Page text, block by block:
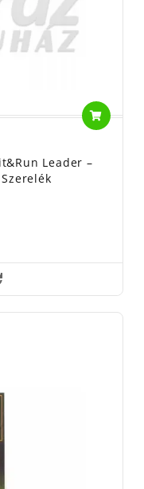
Leader –